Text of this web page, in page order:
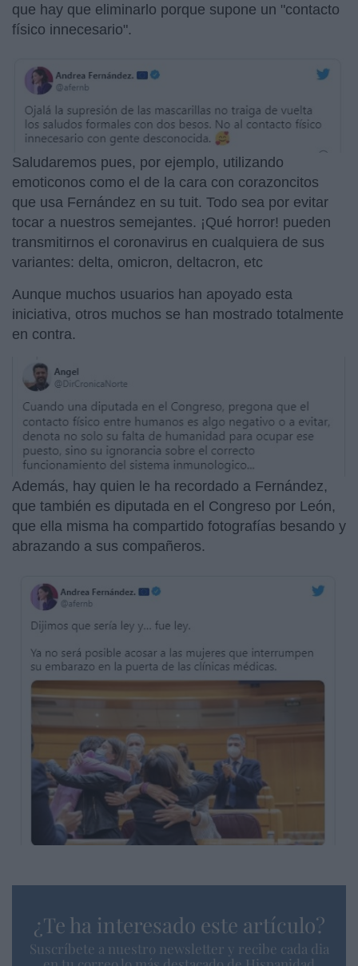
que hay que eliminarlo porque supone un "contacto
físico innecesario".
Saludaremos pues, por ejemplo, utilizando
emoticonos como el de la cara con corazoncitos
que usa Fernández en su tuit. Todo sea por evitar
tocar a nuestros semejantes. ¡Qué horror! pueden
transmitirnos el coronavirus en cualquiera de sus
variantes: delta, omicron, deltacron, etc
Aunque muchos usuarios han apoyado esta
iniciativa, otros muchos se han mostrado totalmente
en contra.
Además, hay quien le ha recordado a Fernández,
que también es diputada en el Congreso por León,
que ella misma ha compartido fotografías besando y
abrazando a sus compañeros.
¿Te ha interesado este artículo?
Suscríbete a nuestro newsletter y recibe cada dia